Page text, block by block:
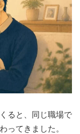
ると、同じ職場で
ってきました。